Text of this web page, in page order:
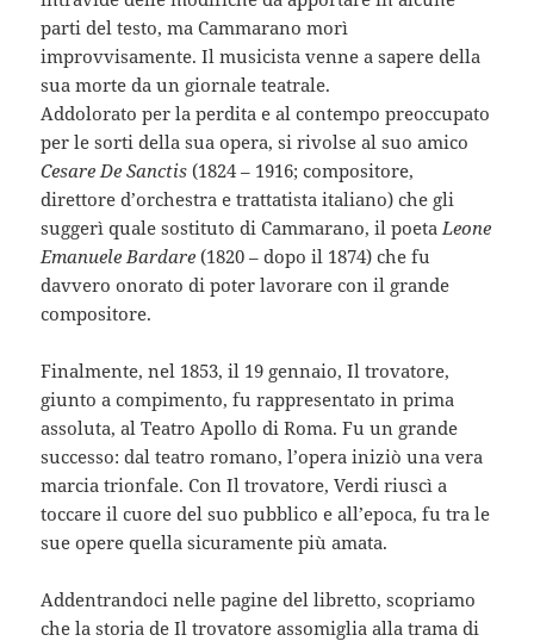
parti del testo, ma Cammarano morì
improvvisamente. Il musicista venne a sapere della
sua morte da un giornale teatrale.
Addolorato per la perdita e al contempo preoccupato
per le sorti della sua opera, si rivolse al suo amico
Cesare De Sanctis (1824 – 1916; compositore,
direttore d’orchestra e trattatista italiano) che gli
suggerì quale sostituto di Cammarano, il poeta Leone
Emanuele Bardare (1820 – dopo il 1874) che fu
davvero onorato di poter lavorare con il grande
compositore.
Finalmente, nel 1853, il 19 gennaio, Il trovatore,
giunto a compimento, fu rappresentato in prima
assoluta, al Teatro Apollo di Roma. Fu un grande
successo: dal teatro romano, l’opera iniziò una vera
marcia trionfale. Con Il trovatore, Verdi riuscì a
toccare il cuore del suo pubblico e all’epoca, fu tra le
sue opere quella sicuramente più amata.
Addentrandoci nelle pagine del libretto, scopriamo
che la storia de Il trovatore assomiglia alla trama di